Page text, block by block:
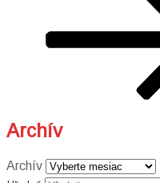
Archív
Archív